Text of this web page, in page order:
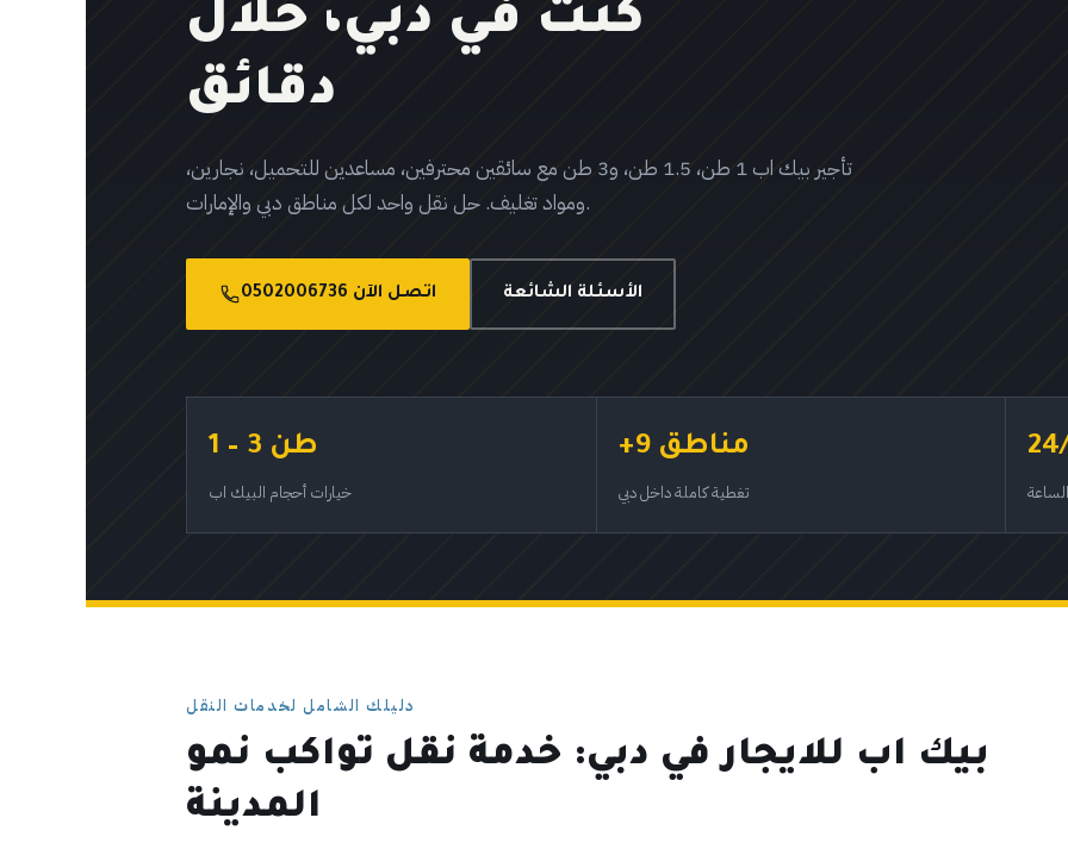
كنت في دبي، خلال
دقائق
تأجير بيك اب 1 طن، 1.5 طن، و3 طن مع سائقين محترفين، مساعدين للتحميل، نجارين،
ومواد تغليف. حل نقل واحد لكل مناطق دبي والإمارات.
اتصل الآن 0502006736 الأسئلة الشائعة
1 – 3 طن
خيارات أحجام البيك اب
+9 مناطق
تغطية كاملة داخل دبي
دليلك الشامل لخدمات النقل
بيك اب للايجار في دبي: خدمة نقل تواكب نمو
المدينة